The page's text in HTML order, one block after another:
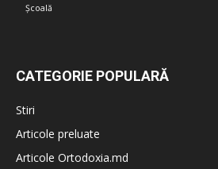
Școală
CATEGORIE POPULARĂ
Stiri
Articole preluate
Articole Ortodoxia.md